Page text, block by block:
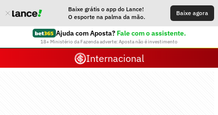
Baixe grátis o app do Lance!
O esporte na palma da mão.
Baixe agora
Ajuda com Aposta? Fale com o assistente.
18+ Ministério da Fazenda adverte: Aposta não é investimento
Internacional